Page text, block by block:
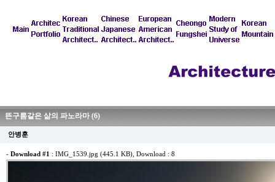
뜬구름같은 삶의 파노라마 (6)
안병훈
- Download #1 : IMG_1539.jpg (445.1 KB) , Download : 8